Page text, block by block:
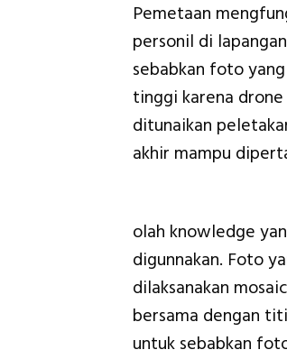
Pemetaan
personil di
sebabkan foto
tinggi karena
ditunaikan
akhir mampu
olah knowledge
digunnakan. Foto
dilaksanakan
bersama dengan
untuk sebabkan